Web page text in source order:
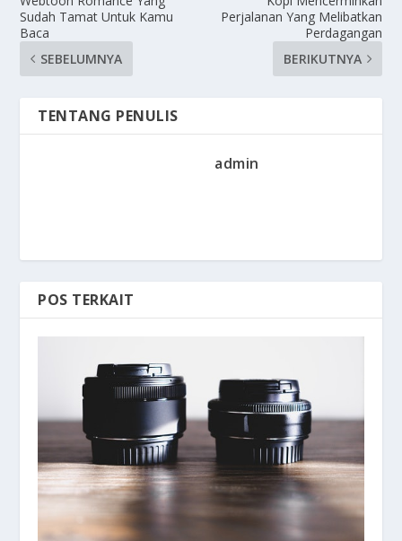
Sudah Tamat Untuk Kamu
Baca
SEBELUMNYA
Perjalanan Yang Melibatkan
Perdagangan
BERIKUTNYA
TENTANG PENULIS
admin
POS TERKAIT